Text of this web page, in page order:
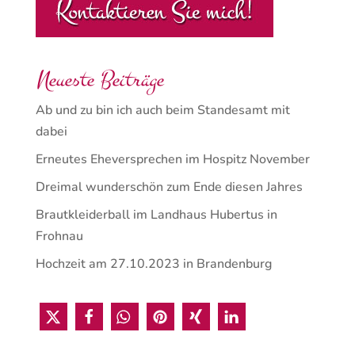
Neueste Beiträge
Ab und zu bin ich auch beim Standesamt mit
dabei
Erneutes Eheversprechen im Hospitz November
Dreimal wunderschön zum Ende diesen Jahres
Brautkleiderball im Landhaus Hubertus in
Frohnau
Hochzeit am 27.10.2023 in Brandenburg